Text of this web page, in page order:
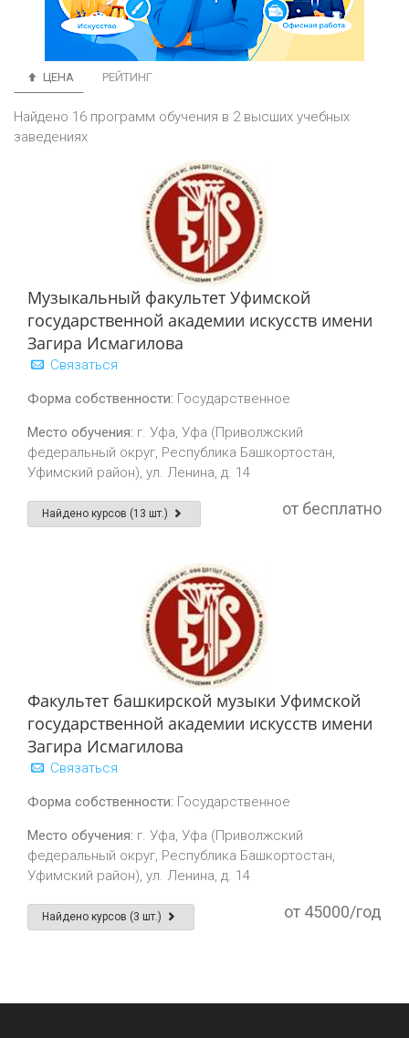
ЦЕНА РЕЙТИНГ
Найдено 16 программ обучения в 2 высших учебных
заведениях
Музыкальный факультет Уфимской
государственной академии искусств имени
Загира Исмагилова
Связаться
Форма собственности: Государственное
Место обучения: г. Уфа, Уфа (Приволжский
федеральный округ, Республика Башкортостан,
Уфимский район), ул. Ленина, д. 14
Найдено курсов (13 шт.) от бесплатно
Факультет башкирской музыки Уфимской
государственной академии искусств имени
Загира Исмагилова
Связаться
Форма собственности: Государственное
Место обучения: г. Уфа, Уфа (Приволжский
федеральный округ, Республика Башкортостан,
Уфимский район), ул. Ленина, д. 14
Найдено курсов (3 шт.) от 45000/год